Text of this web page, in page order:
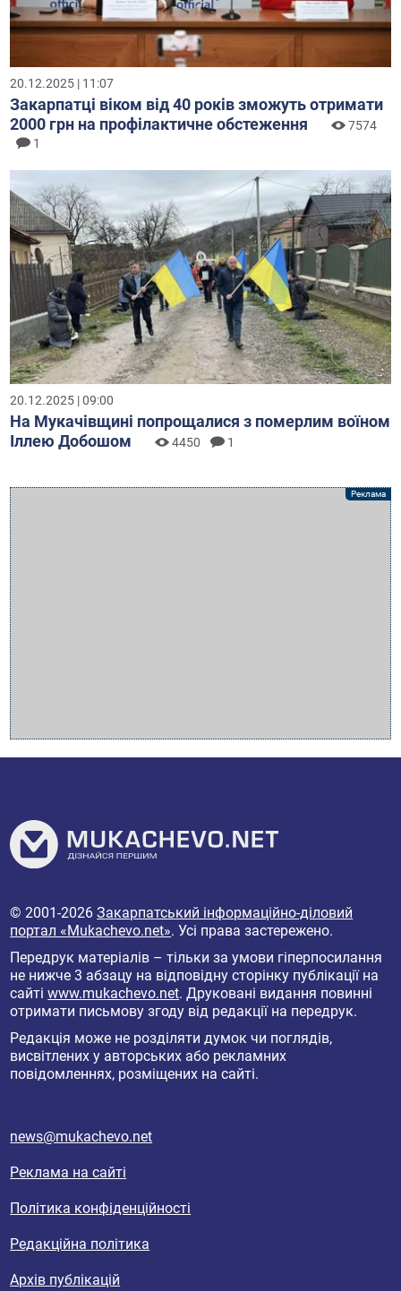
20.12.2025 | 11:07
Закарпатці віком від 40 років зможуть отримати
2000 грн на профілактичне обстеження
7574
1
20.12.2025 | 09:00
На Мукачівщині попрощалися з померлим воїном
Іллею Добошом
4450 1
© 2001-2026Закарпатський інформаційно-діловий
портал «Mukachevo.net». Усі права застережено.
Передрук матеріалів – тільки за умови гіперпосилання
не нижче 3 абзацу на відповідну сторінку публікації на
сайтіwww.mukachevo.net. Друковані видання повинні
отримати письмову згоду від редакції на передрук.
Редакція може не розділяти думок чи поглядів,
висвітлених у авторських або рекламних
повідомленнях, розміщених на сайті.
news@mukachevo.net
Реклама на сайті
Політика конфіденційності
Редакційна політика
Архів публікацій